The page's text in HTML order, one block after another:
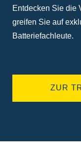
Entdecken Sie die
greifen Sie auf
Batteriefachleute.
ZUR